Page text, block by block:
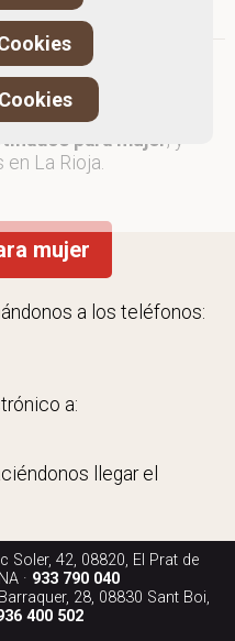
para mujer , y
La Rioja.
mujer
a los teléfonos:
a:
llegar el
Soler, 42, 08820, El Prat de
· 933 790 040
28, 08830 Sant Boi,
400 502